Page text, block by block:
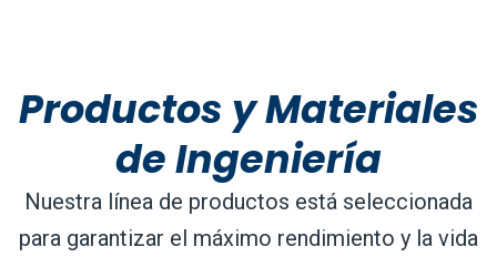
Productos y Materiales
de Ingeniería
Nuestra línea de productos está seleccionada
para garantizar el máximo rendimiento y la vida